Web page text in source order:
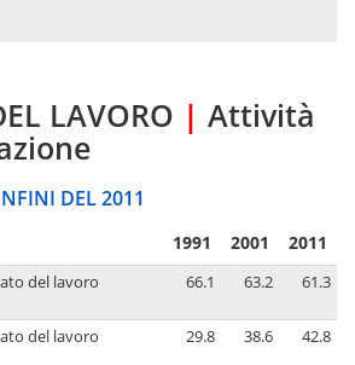
LAVORO | Attività
DEL 2011
1991 2001 2011
del lavoro
66.1 63.2 61.3
del lavoro
29.8 38.6 42.8